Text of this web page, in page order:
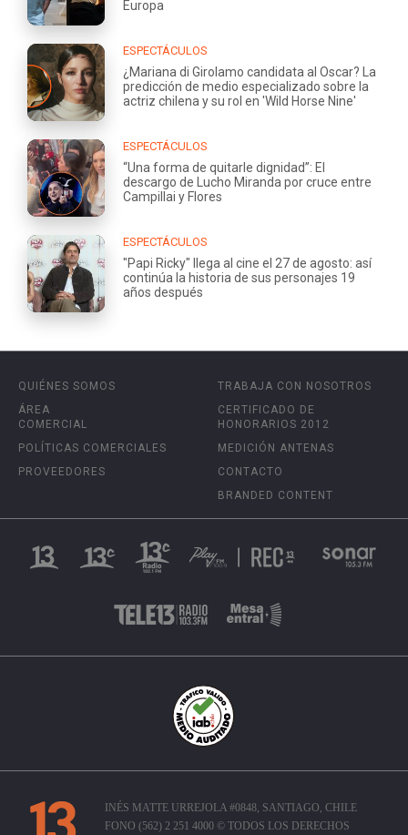
Europa
ESPECTÁCULOS
¿Mariana di Girolamo candidata al Oscar? La
predicción de medio especializado sobre la
actriz chilena y su rol en 'Wild Horse Nine'
ESPECTÁCULOS
“Una forma de quitarle dignidad”: El
descargo de Lucho Miranda por cruce entre
Campillai y Flores
ESPECTÁCULOS
"Papi Ricky" llega al cine el 27 de agosto: así
continúa la historia de sus personajes 19
años después
QUIÉNES SOMOS
ÁREA
COMERCIAL
POLÍTICAS COMERCIALES
PROVEEDORES
TRABAJA CON NOSOTROS
CERTIFICADO DE
HONORARIOS 2012
MEDICIÓN ANTENAS
CONTACTO
BRANDED CONTENT
INÉS MATTE URREJOLA #0848, SANTIAGO, CHILE
FONO (562) 2 251 4000 © TODOS LOS DERECHOS